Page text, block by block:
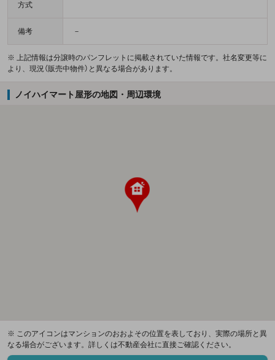
方式
備考 －
※ 上記情報は分譲時のパンフレットに掲載されていた情報です。社名変更等に
より、現況（販売中物件）と異なる場合があります。
ノイハイマート屋形の地図・周辺環境
※ このアイコンはマンションのおおよその位置を表しており、実際の場所と異
なる場合がございます。詳しくは不動産会社に直接ご確認ください。